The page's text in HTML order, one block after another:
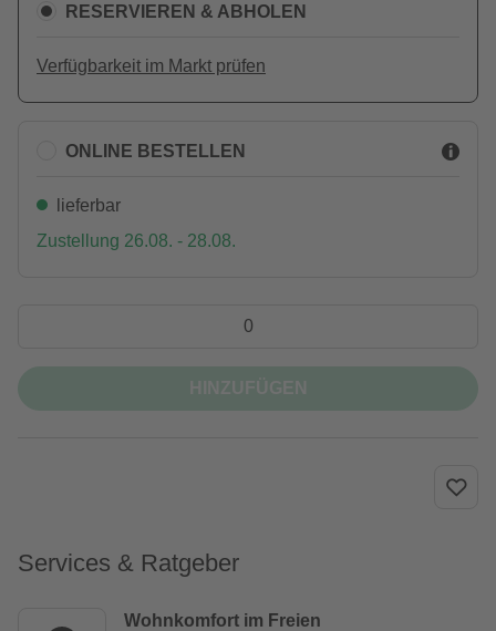
RESERVIEREN & ABHOLEN
Verfügbarkeit im Markt prüfen
ONLINE BESTELLEN
lieferbar
Zustellung 26.08. - 28.08.
Services & Ratgeber
Wohnkomfort im Freien